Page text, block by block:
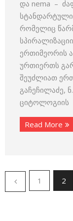
და nema –
რომელიც
ერთიმეორის
ურთიერთს
შეუძლიათ
გაჩეჩილაძე,
ციტოლოგიის
Read More
1 2